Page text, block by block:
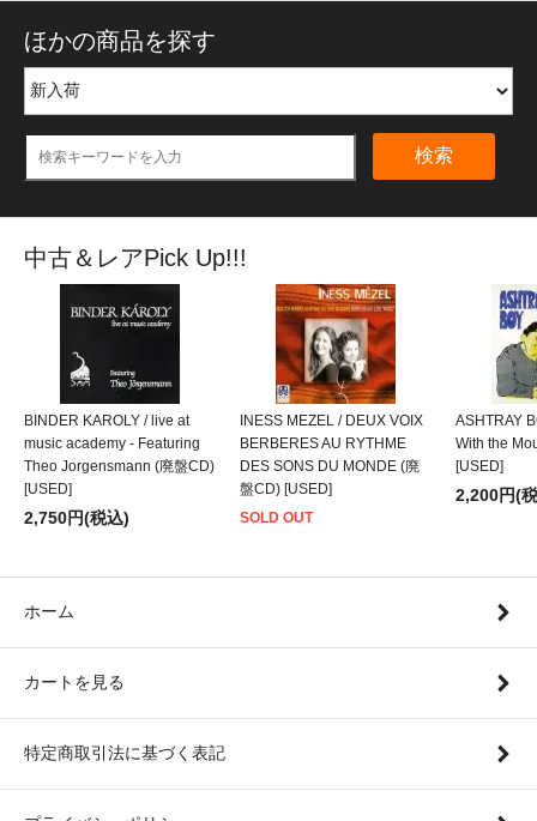
ほかの商品を探す
検索
中古＆レアPick Up!!!
BINDER KAROLY / live at
music academy - Featuring
Theo Jorgensmann (廃盤CD)
[USED]
2,750円(税込)
INESS MEZEL / DEUX VOIX
BERBERES AU RYTHME
DES SONS DU MONDE (廃
盤CD) [USED]
SOLD OUT
ASHTRAY
With the
[USED]
2,200円(
ホーム
カートを見る
特定商取引法に基づく表記